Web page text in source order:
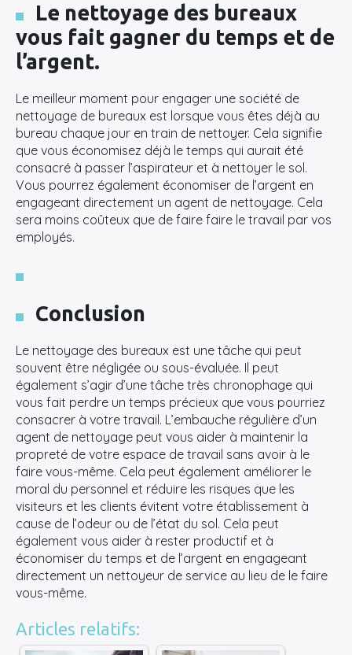
Le nettoyage des bureaux
vous fait gagner du temps et de
l’argent.
Le meilleur moment pour engager une société de
nettoyage de bureaux est lorsque vous êtes déjà au
bureau chaque jour en train de nettoyer. Cela signifie
que vous économisez déjà le temps qui aurait été
consacré à passer l’aspirateur et à nettoyer le sol.
Vous pourrez également économiser de l’argent en
engageant directement un agent de nettoyage. Cela
sera moins coûteux que de faire faire le travail par vos
employés.
Conclusion
Le nettoyage des bureaux est une tâche qui peut
souvent être négligée ou sous-évaluée. Il peut
également s’agir d’une tâche très chronophage qui
vous fait perdre un temps précieux que vous pourriez
consacrer à votre travail. L’embauche régulière d’un
agent de nettoyage peut vous aider à maintenir la
propreté de votre espace de travail sans avoir à le
faire vous-même. Cela peut également améliorer le
moral du personnel et réduire les risques que les
visiteurs et les clients évitent votre établissement à
cause de l’odeur ou de l’état du sol. Cela peut
également vous aider à rester productif et à
économiser du temps et de l’argent en engageant
directement un nettoyeur de service au lieu de le faire
vous-même.
Articles relatifs: